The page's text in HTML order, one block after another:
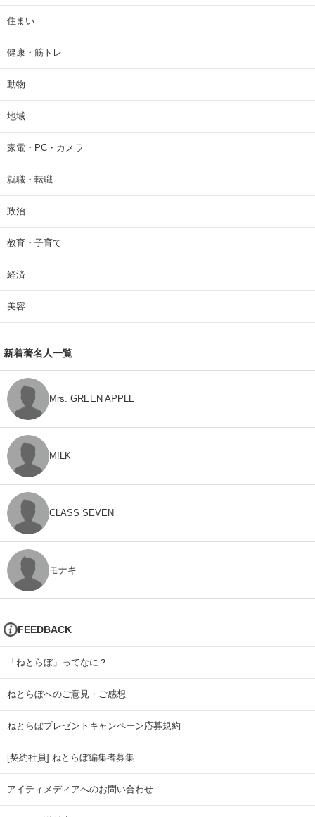
住まい
健康・筋トレ
動物
地域
家電・PC・カメラ
就職・転職
政治
教育・子育て
経済
美容
新着著名人一覧
Mrs. GREEN APPLE
M!LK
CLASS SEVEN
モナキ
FEEDBACK
「ねとらぼ」ってなに？
ねとらぼへのご意見・ご感想
ねとらぼプレゼントキャンペーン応募規約
[契約社員] ねとらぼ編集者募集
アイティメディアへのお問い合わせ